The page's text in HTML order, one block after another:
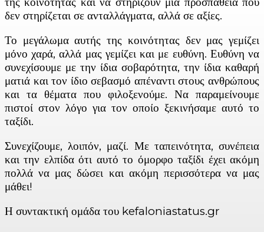
δεν στηρίζεται σε ανταλλάγματα, αλλά σε αξίες.
Το μεγάλωμα αυτής της κοινότητας δεν μας γεμίζει
μόνο χαρά, αλλά μας γεμίζει και με ευθύνη. Ευθύνη να
συνεχίσουμε με την ίδια σοβαρότητα, την ίδια καθαρή
ματιά και τον ίδιο σεβασμό απέναντι στους ανθρώπους
και τα θέματα που φιλοξενούμε. Να παραμείνουμε
πιστοί στον λόγο για τον οποίο ξεκινήσαμε αυτό το
ταξίδι.
Συνεχίζουμε, λοιπόν, μαζί. Με ταπεινότητα, συνέπεια
και την ελπίδα ότι αυτό το όμορφο ταξίδι έχει ακόμη
πολλά να μας δώσει και ακόμη περισσότερα να μας
μάθει!
Η συντακτική ομάδα του kefaloniastatus.gr